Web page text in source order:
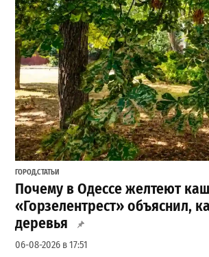
ГОРОД,СТАТЬИ
Почему в Одессе желтеют
«Горзелентрест» объяснил,
деревья
06-08-2026 в 17:51